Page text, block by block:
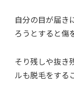
自分の目が届き
ろうとすると傷
そり残しや抜き
ルも脱毛をする